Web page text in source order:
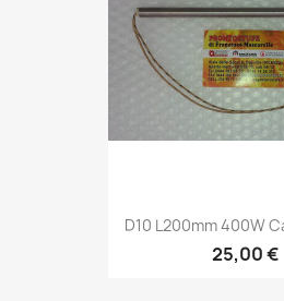
D10 L200mm 400W
25,00 €